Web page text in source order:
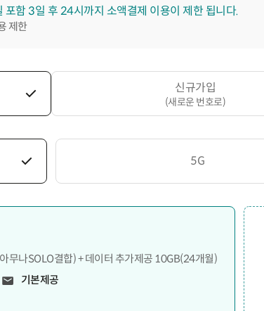
함 3일 후 24시까지 소액결제 이용이 제한 됩니다.
제한
신규가입
(새로운 번호로)
5G
무나SOLO결합) + 데이터 추가제공 10GB(24개월)
기본제공